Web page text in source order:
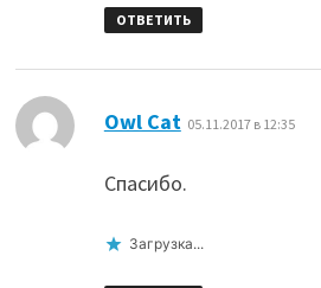
ОТВЕТИТЬ
Owl Cat 05.11.2017 в 12:35
Спасибо.
Загрузка...